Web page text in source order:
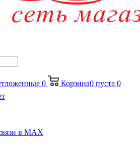
0 Корзина0 пуста 0
в МАХ